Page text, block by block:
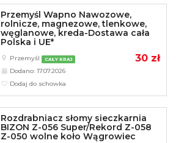
Przemyśl Wapno Nawozowe,
rolnicze, magnezowe, tlenkowe,
węglanowe, kreda-Dostawa cała
Polska i UE*
30 zł
Przemyśl CAŁY KRAJ
Dodano: 17.07.2026
Dodaj do schowka
Rozdrabniacz słomy sieczkarnia
BIZON Z-056 Super/Rekord Z-058
Z-050 wolne koło Wągrowiec